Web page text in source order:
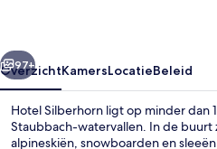
Volgende
97+
OverzichtKamersLocatieBeleid
Hotel Silberhorn ligt op minder dan
Staubbach-watervallen. In de buurt
alpineskiën, snowboarden en